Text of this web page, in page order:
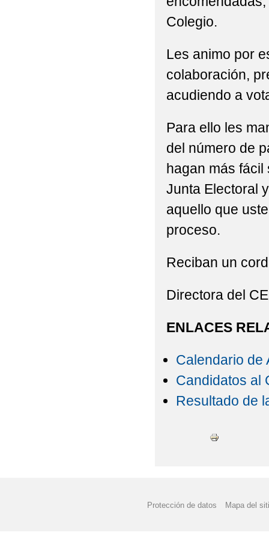
Colegio.
Les animo por
colaboración,
acudiendo a
Para ello les
del número de
hagan más
Junta Electoral
aquello que
proceso.
Reciban un
Directora del
ENLACES
Calendario de
Candidatos al
Resultado de
Protección de datos Mapa del